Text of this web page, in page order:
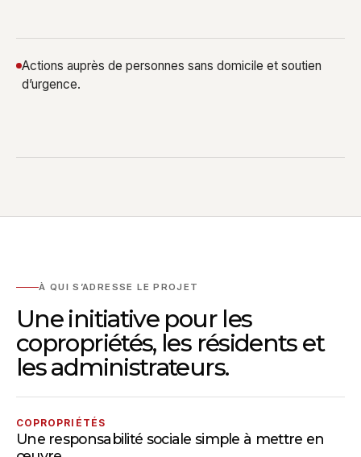
Actions auprès de personnes sans domicile et soutien
d’urgence.
À QUI S’ADRESSE LE PROJET
Une initiative pour les
copropriétés, les résidents et
les administrateurs.
COPROPRIÉTÉS
Une responsabilité sociale simple à mettre en